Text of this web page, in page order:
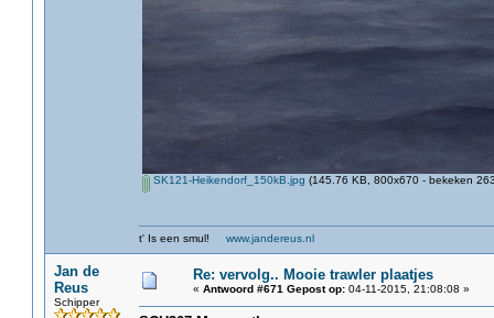
SK121-Heikendorf_150kB.jpg (145.76 KB, 800x670 - bekeken
t' Is een smul! www.jandereus.nl
Jan de
Reus
Schipper
Re: vervolg.. Mooie trawler plaatjes
« Antwoord #671 Gepost op:04-11-2015, 21:08:08 »